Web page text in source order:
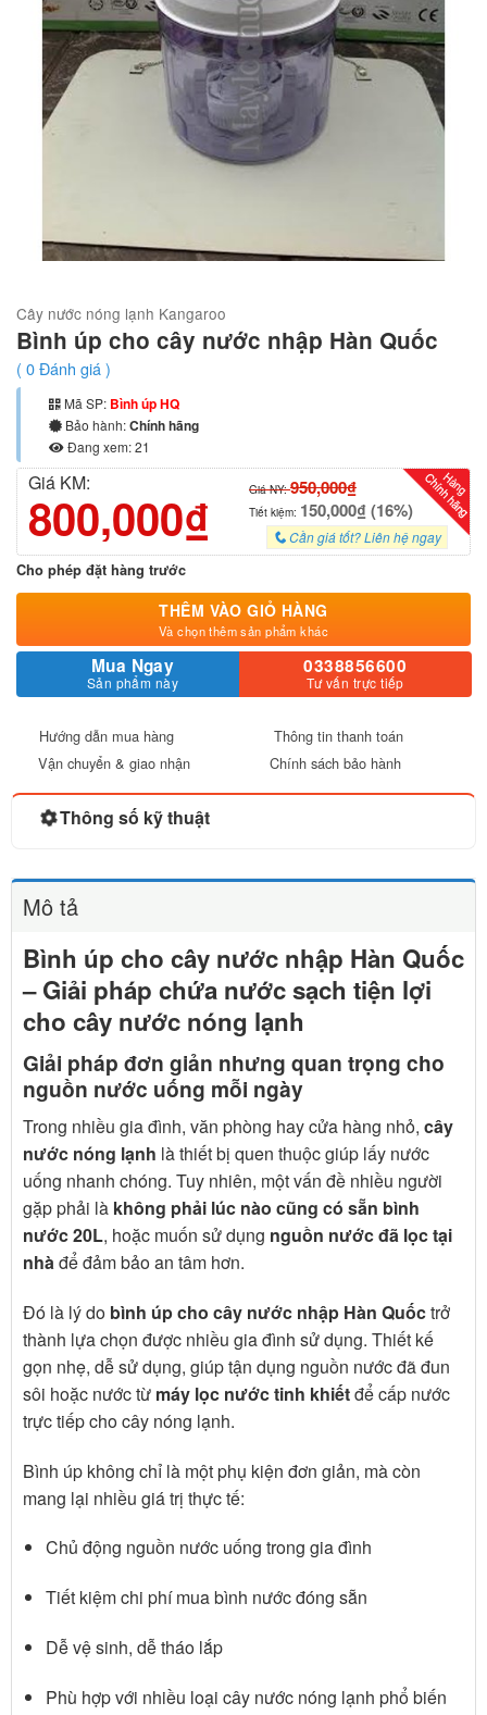
Cây nước nóng lạnh Kangaroo
Bình úp cho cây nước nhập Hàn Quốc
( 0Đánh giá )
Mã SP: Bình úp HQ
Bảo hành:Chính hãng
Đang xem: 21
Giá KM:
800,000₫ Giá NY:950,000₫
Tiết kiệm: 150,000₫ (16%)
Cần giá tốt? Liên hệ ngay
Cho phép đặt hàng trước
THÊM VÀO GIỎ HÀNG
Và chọn thêm sản phẩm khác
Mua Ngay
Sản phẩm này
0338856600
Tư vấn trực tiếp
Hướng dẫn mua hàng
Thông tin thanh toán
Vận chuyển & giao nhận
Chính sách bảo hành
Mô tả
Bình úp cho cây nước nhập Hàn Quốc
– Giải pháp chứa nước sạch tiện lợi
cho cây nước nóng lạnh
Giải pháp đơn giản nhưng quan trọng cho
nguồn nước uống mỗi ngày
Trong nhiều gia đình, văn phòng hay cửa hàng nhỏ, cây
nước nóng lạnh là thiết bị quen thuộc giúp lấy nước
uống nhanh chóng. Tuy nhiên, một vấn đề nhiều người
gặp phải là không phải lúc nào cũng có sẵn bình
nước 20L, hoặc muốn sử dụng nguồn nước đã lọc tại
nhàđể đảm bảo an tâm hơn.
Đó là lý do bình úp cho cây nước nhập Hàn Quốctrở
thành lựa chọn được nhiều gia đình sử dụng. Thiết kế
gọn nhẹ, dễ sử dụng, giúp tận dụng nguồn nước đã đun
sôi hoặc nước từ máy lọc nước tinh khiếtđể cấp nước
trực tiếp cho cây nóng lạnh.
Bình úp không chỉ là một phụ kiện đơn giản, mà còn
mang lại nhiều giá trị thực tế:
Chủ động nguồn nước uống trong gia đình
Tiết kiệm chi phí mua bình nước đóng sẵn
Dễ vệ sinh, dễ tháo lắp
Phù hợp với nhiều loại cây nước nóng lạnh phổ biến
Thông số kỹ thuật